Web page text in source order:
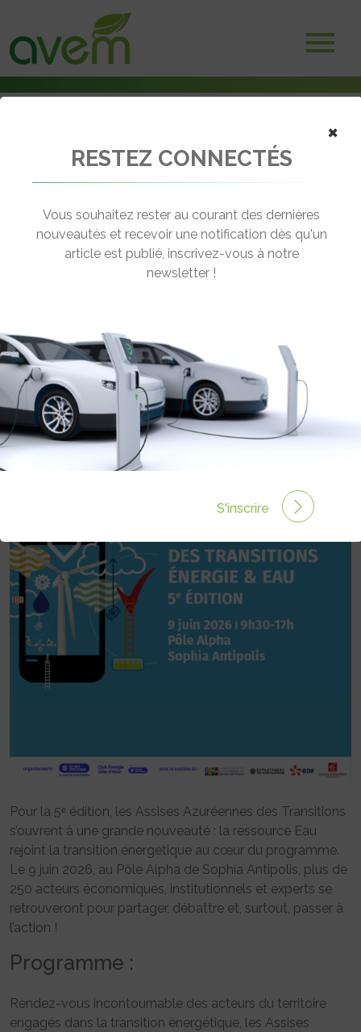
Assises Azuréennes des Transitions Énergie et Eau
← Revenir à l'agenda
ASSISES AZURÉENNES DES
INFOS
04 93 13 73 00
Pour la 5ᵉ édition, les Assises Azuréennes des Transitions
s’ouvrent à une grande nouveauté : la ressource Eau
rejoint la transition énergétique au cœur du programme.
Le 9 juin 2026, au Pôle Alpha de Sophia Antipolis, plus de
250 acteurs économiques, institutionnels et experts se
retrouveront pour partager, débattre et, surtout, passer à
l’action !
Programme :
Rendez-vous incontournable des acteurs du territoire
engagés dans la transition énergétique, les Assises
×
RESTEZ CONNECTÉS
Vous souhaitez rester au courant des dernières
nouveautés et recevoir une notification dès qu'un
article est publié, inscrivez-vous à notre
newsletter !
S'inscrire